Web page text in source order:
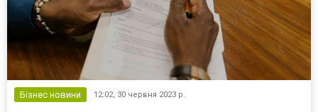
Бізнес новини 12:02, 30 червня 2023 р.